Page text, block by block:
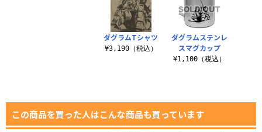
ダグラムTシャツ
¥3,190（税込）
ダグラムステンレ
スマグカップ
¥1,100（税込）
この商品を買った人はこんな商品も買っています